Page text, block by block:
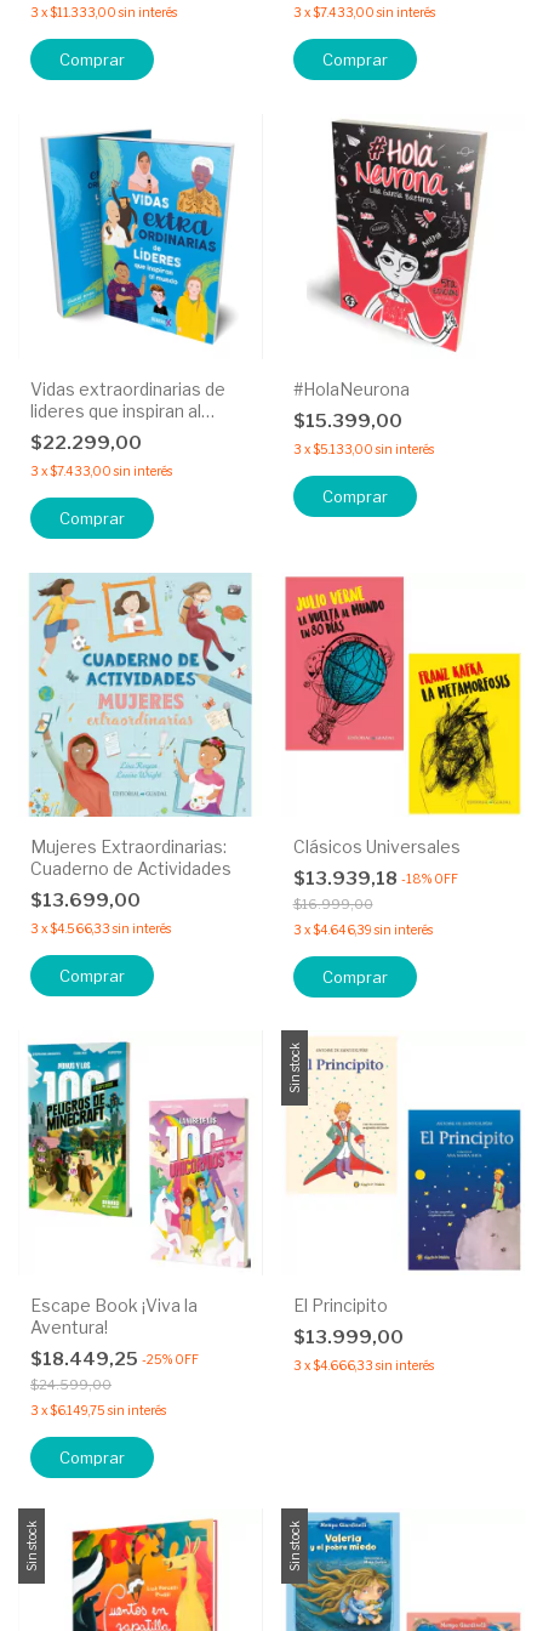
3 x$11.333,00 sin interés 3 x$7.433,00 sin interés
Vidas extraordinarias de
lideres que inspiran al
mundo
$22.299,00
3 x$7.433,00 sin interés
#HolaNeurona
$15.399,00
3 x$5.133,00 sin interés
Mujeres Extraordinarias:
Cuaderno de Actividades
$13.699,00
3 x$4.566,33 sin interés
Clásicos Universales
$13.939,18 -18% OFF
$16.999,00
3 x$4.646,39 sin interés
Comprar
Escape Book ¡Viva la
Aventura!
$18.449,25 -25% OFF
$24.599,00
3 x$6.149,75 sin interés
Comprar
Sin stock
El Principito
$13.999,00
3 x$4.666,33 sin interés
Sin stock Sin stock